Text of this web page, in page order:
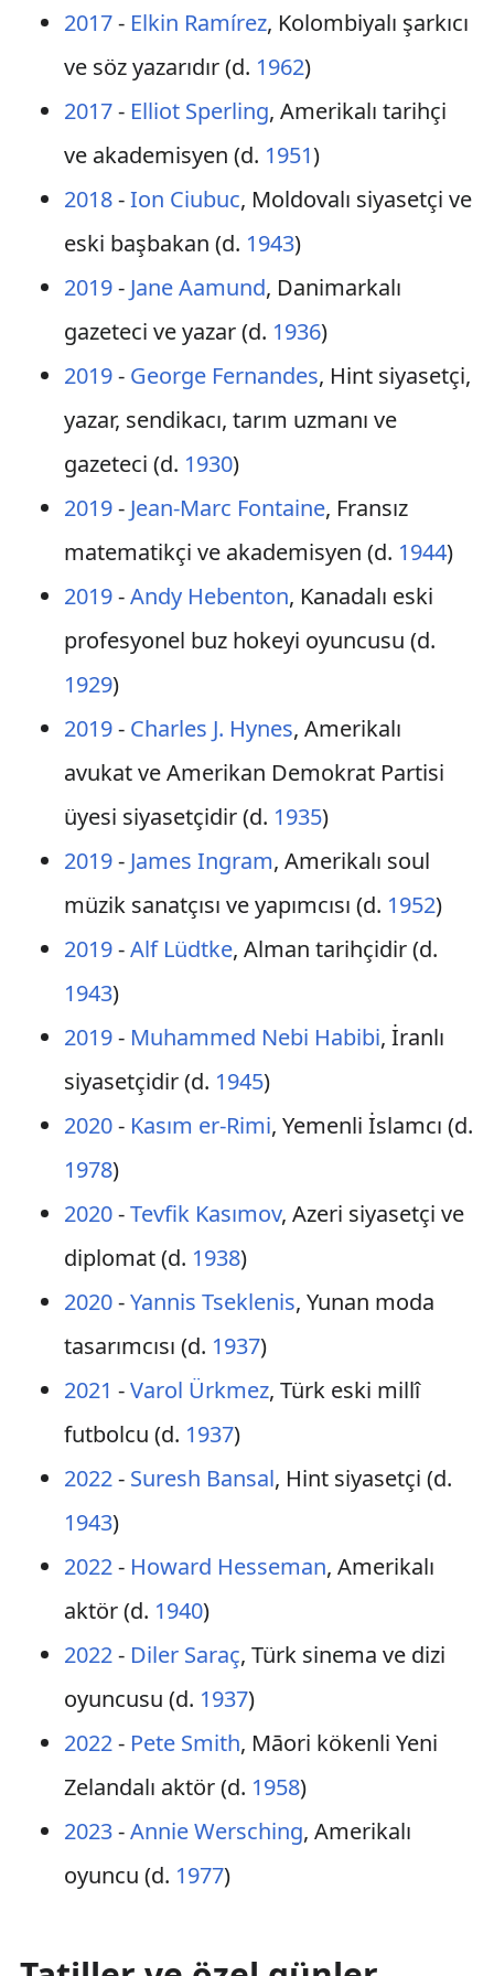
2017- Elkin Ramírez, Kolombiyalı şarkıcı
ve söz yazarıdır (d. 1962)
2017- Elliot Sperling, Amerikalı tarihçi
ve akademisyen (d. 1951)
2018-Ion Ciubuc, Moldovalı siyasetçi ve
eski başbakan (d. 1943)
2019- Jane Aamund, Danimarkalı
gazeteci ve yazar (d. 1936)
2019- George Fernandes, Hint siyasetçi,
yazar, sendikacı, tarım uzmanı ve
gazeteci (d. 1930)
2019- Jean-Marc Fontaine, Fransız
matematikçi ve akademisyen (d. 1944)
2019-Andy Hebenton, Kanadalı eski
profesyonel buz hokeyi oyuncusu (d.
1929)
2019- Charles J. Hynes, Amerikalı
avukat ve Amerikan Demokrat Partisi
üyesi siyasetçidir (d. 1935)
2019- James Ingram, Amerikalı soul
müzik sanatçısı ve yapımcısı (d. 1952)
2019-Alf Lüdtke, Alman tarihçidir (d.
1943)
2019- Muhammed Nebi Habibi, İranlı
siyasetçidir (d. 1945)
2020- Kasım er-Rimi, Yemenli İslamcı (d.
1978)
2020-Tevfik Kasımov, Azeri siyasetçi ve
diplomat (d. 1938)
2020-Yannis Tseklenis, Yunan moda
tasarımcısı (d. 1937)
2021 -Varol Ürkmez, Türk eski millî
futbolcu (d. 1937)
2022- Suresh Bansal, Hint siyasetçi (d.
1943)
2022- Howard Hesseman, Amerikalı
aktör (d. 1940)
2022- Diler Saraç, Türk sinema ve dizi
oyuncusu (d. 1937)
2022- Pete Smith, Māori kökenli Yeni
Zelandalı aktör (d. 1958)
2023-Annie Wersching, Amerikalı
oyuncu (d. 1977)